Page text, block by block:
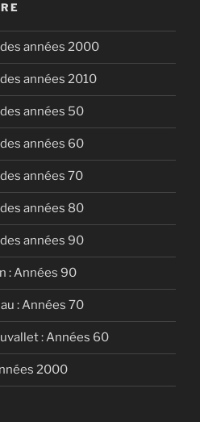
années 2000
années 2010
années 50
années 60
années 70
années 80
années 90
: Années 90
: Années 70
: Années 60
2000